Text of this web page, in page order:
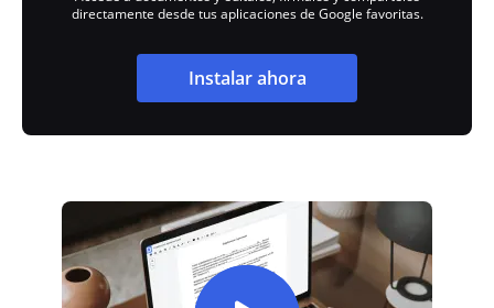
directamente desde tus aplicaciones de Google favoritas.
Instalar ahora